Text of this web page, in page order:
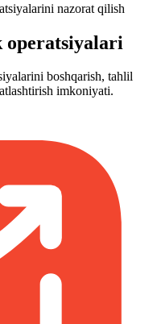
nazorat qilish
operatsiyalari
boshqarish, tahlil
imkoniyati.